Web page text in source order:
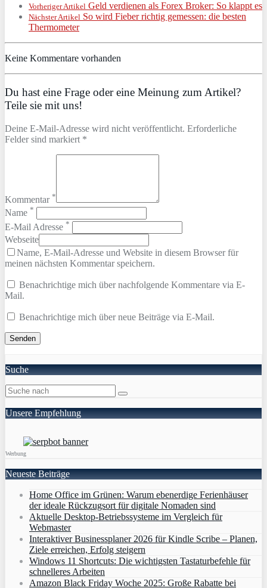
Vorheriger Artikel Geld verdienen als Forex Broker: So klappt es
Nächster Artikel So wird Fieber richtig gemessen: die besten
Thermometer
Keine Kommentare vorhanden
Du hast eine Frage oder eine Meinung zum Artikel?
Teile sie mit uns!
Deine E-Mail-Adresse wird nicht veröffentlicht. Erforderliche
Felder sind markiert *
Kommentar *
Name *
E-Mail Adresse *
Webseite
Name, E-Mail-Adresse und Website in diesem Browser für
meinen nächsten Kommentar speichern.
Benachrichtige mich über nachfolgende Kommentare via E-
Mail.
Benachrichtige mich über neue Beiträge via E-Mail.
Suche
Unsere Empfehlung
Werbung
Neueste Beiträge
Home Office im Grünen: Warum ebenerdige Ferienhäuser
der ideale Rückzugsort für digitale Nomaden sind
Aktuelle Desktop-Betriebssysteme im Vergleich für
Webmaster
Interaktiver Businessplaner 2026 für Kindle Scribe – Planen,
Ziele erreichen, Erfolg steigern
Windows 11 Shortcuts: Die wichtigsten Tastaturbefehle für
schnelleres Arbeiten
Amazon Black Friday Woche 2025: Große Rabatte bei